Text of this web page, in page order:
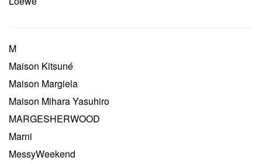
M
Maison Kitsuné
Maison Margiela
Maison Mihara Yasuhiro
MARGESHERWOOD
Marni
MessyWeekend